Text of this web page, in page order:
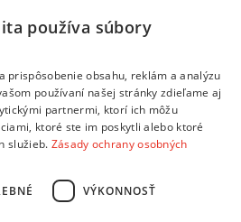
Chinese / Spanish / Swedish /
(28 Languages)‎
/ Cinema / User 1 / User 2‎
používa súbory
prispôsobenie obsahu, reklám a analýzu
používaní našej stránky zdieľame aj
partnermi, ktorí ich môžu
ktoré ste im poskytli alebo ktoré
služieb. Zásady ochrany osobných
VÝKONNOSŤ